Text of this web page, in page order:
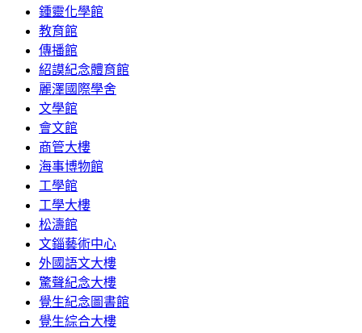
鍾靈化學館
教育館
傳播館
紹謨紀念體育館
麗澤國際學舍
文學館
會文館
商管大樓
海事博物館
工學館
工學大樓
松濤館
文錙藝術中心
外國語文大樓
驚聲紀念大樓
覺生紀念圖書館
覺生綜合大樓